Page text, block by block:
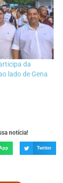
da
lado de Gena
notícia!
Twitter